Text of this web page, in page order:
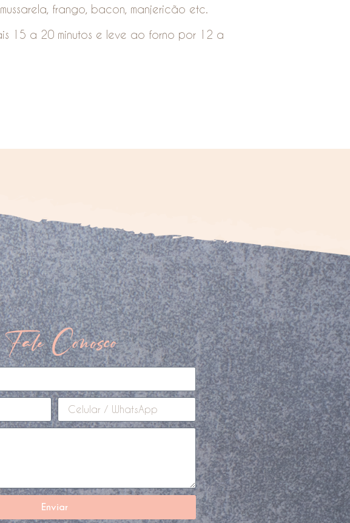
frango, bacon, manjericão etc.
15 a 20 minutos e leve ao forno por 12 a
Fale Conosco
Enviar